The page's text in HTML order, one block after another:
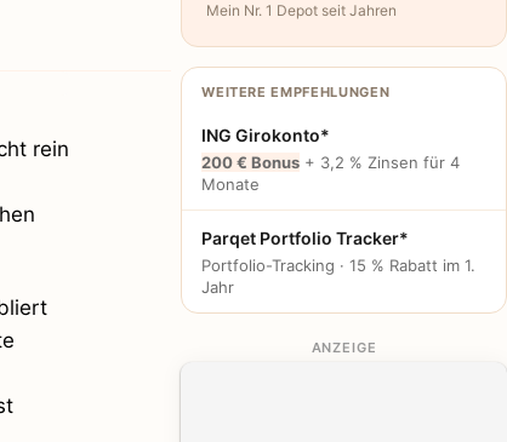
rein
Mein Nr. 1 Depot seit Jahren
WEITERE EMPFEHLUNGEN
ING Girokonto*
200 € Bonus + 3,2 % Zinsen für 4
Monate
Parqet Portfolio Tracker*
Portfolio-Tracking · 15 % Rabatt im 1.
Jahr
ANZEIGE